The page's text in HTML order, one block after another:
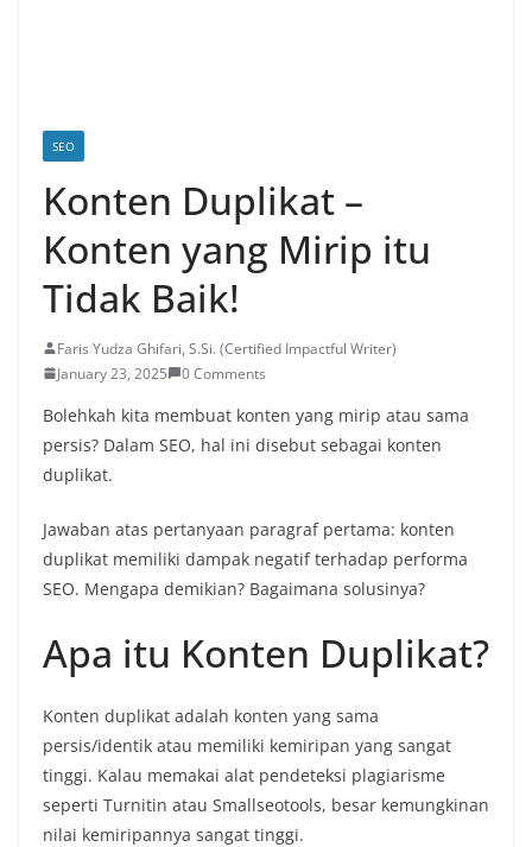
SEO
Konten Duplikat –
Konten yang Mirip itu
Tidak Baik!
Faris Yudza Ghifari, S.Si. (Certified Impactful Writer)
January 23, 2025
0 Comments
Bolehkah kita membuat konten yang mirip atau sama
persis? Dalam SEO, hal ini disebut sebagai konten
duplikat.
Jawaban atas pertanyaan paragraf pertama: konten
duplikat memiliki dampak negatif terhadap performa
SEO. Mengapa demikian? Bagaimana solusinya?
Apa itu Konten Duplikat?
Konten duplikat adalah konten yang sama
persis/identik atau memiliki kemiripan yang sangat
tinggi. Kalau memakai alat pendeteksi plagiarisme
seperti Turnitin atau Smallseotools, besar kemungkinan
nilai kemiripannya sangat tinggi.